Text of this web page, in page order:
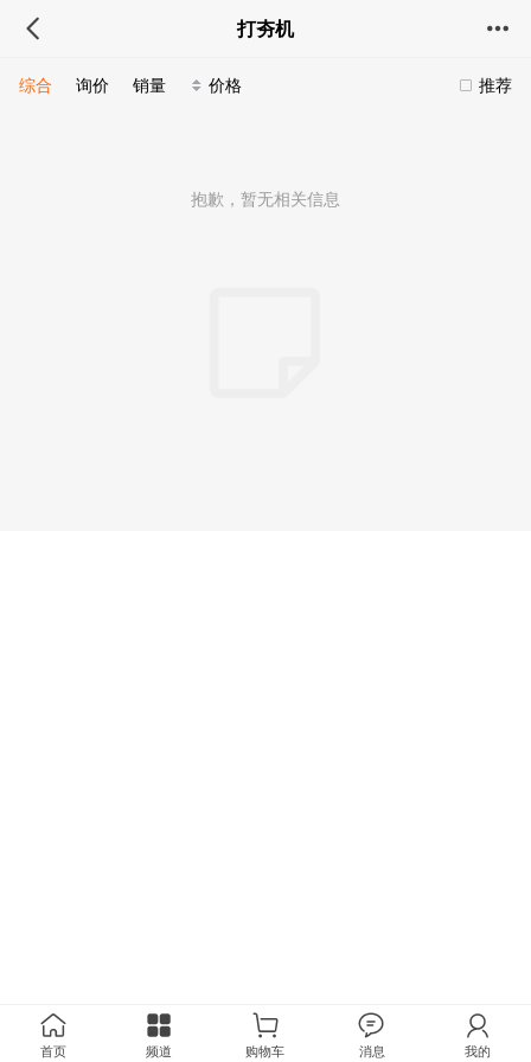
打夯机
推荐
综合 询价 销量 价格
抱歉，暂无相关信息
首页 频道 购物车 消息 我的